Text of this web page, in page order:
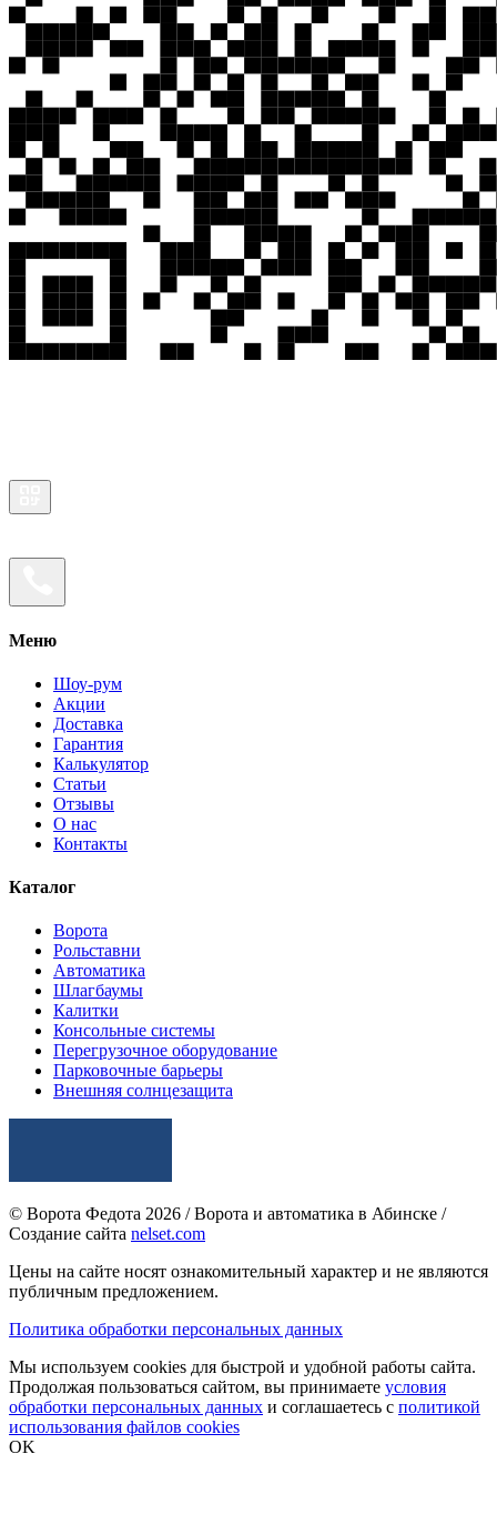
Меню
Шоу-рум
Акции
Доставка
Гарантия
Калькулятор
Статьи
Отзывы
О нас
Контакты
Каталог
Ворота
Рольставни
Автоматика
Шлагбаумы
Калитки
Консольные системы
Перегрузочное оборудование
Парковочные барьеры
Внешняя солнцезащита
© Ворота Федота 2026 / Ворота и автоматика в Абинске /
Создание сайта nelset.com
Цены на сайте носят ознакомительный характер и не являются
публичным предложением.
Политика обработки персональных данных
Мы используем cookies для быстрой и удобной работы сайта.
Продолжая пользоваться сайтом, вы принимаете условия
обработки персональных данных и соглашаетесь с политикой
использования файлов cookies
OK